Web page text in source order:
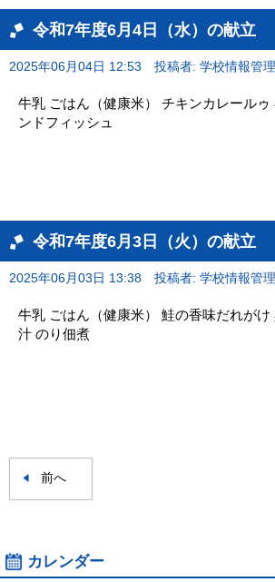
令和7年度6月4日（水）の献立
2025年06月04日 12:53 投稿者: 学校情報管
牛乳 ごはん（健康米） チキンカレールゥ
ンドフィッシュ
令和7年度6月3日（火）の献立
2025年06月03日 13:38 投稿者: 学校情報管
牛乳 ごはん（健康米） 鮭の香味だれがけ
汁 のり佃煮
前へ
カレンダー